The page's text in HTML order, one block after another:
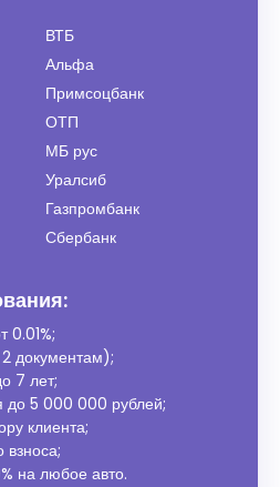
ВТБ
Альфа
Примсоцбанк
ОТП
МБ рус
Уралсиб
Газпромбанк
Сбербанк
0.01%;
документам);
7 лет;
до 5 000 000 рублей;
клиента;
взноса;
на любое авто.